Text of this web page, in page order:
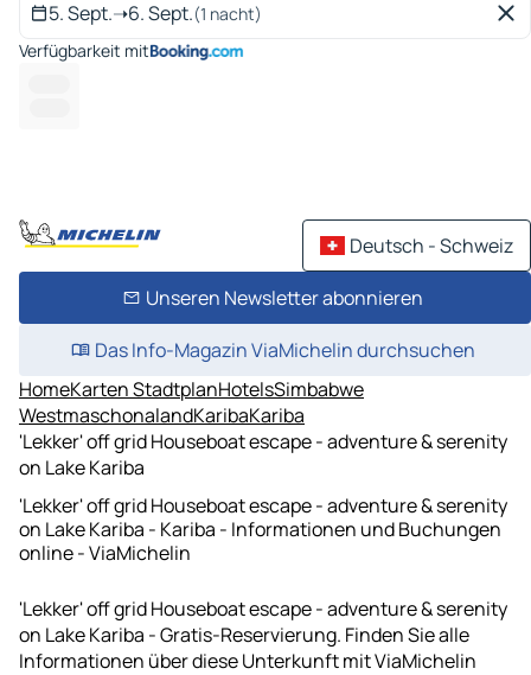
5. Sept.➝6. Sept.(1 nacht)
Verfügbarkeit mit
Deutsch - Schweiz
Unseren Newsletter abonnieren
Das Info-Magazin ViaMichelin durchsuchen
HomeKarten StadtplanHotelsSimbabwe
WestmaschonalandKaribaKariba
'Lekker' off grid Houseboat escape - adventure & serenity
on Lake Kariba
'Lekker' off grid Houseboat escape - adventure & serenity
on Lake Kariba - Kariba - Informationen und Buchungen
online - ViaMichelin
'Lekker' off grid Houseboat escape - adventure & serenity
on Lake Kariba - Gratis-Reservierung. Finden Sie alle
Informationen über diese Unterkunft mit ViaMichelin